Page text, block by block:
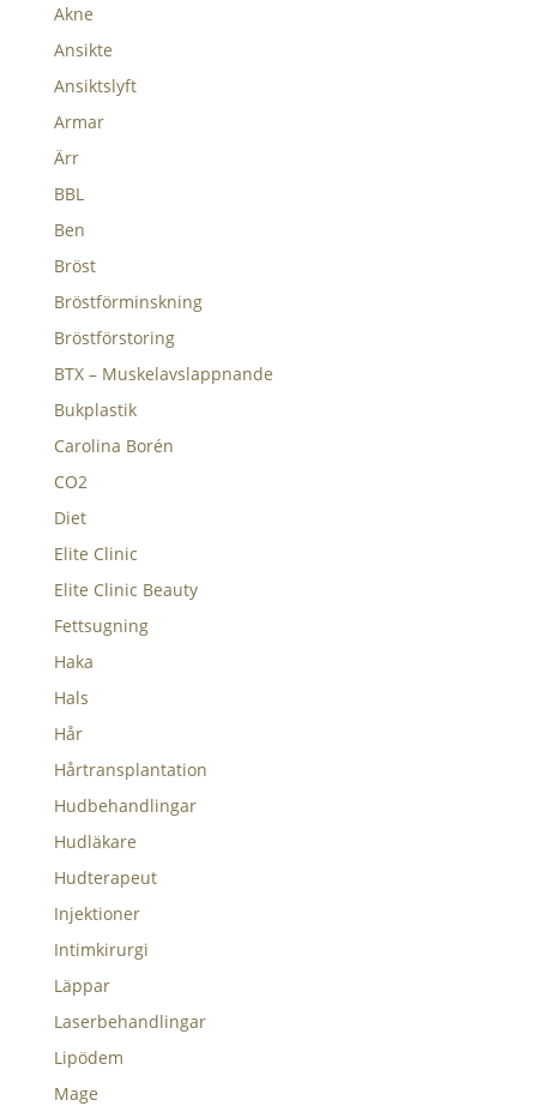
Akne
Ansikte
Ansiktslyft
Armar
Ärr
BBL
Ben
Bröst
Bröstförminskning
Bröstförstoring
BTX – Muskelavslappnande
Bukplastik
Carolina Borén
CO2
Diet
Elite Clinic
Elite Clinic Beauty
Fettsugning
Haka
Hals
Hår
Hårtransplantation
Hudbehandlingar
Hudläkare
Hudterapeut
Injektioner
Intimkirurgi
Läppar
Laserbehandlingar
Lipödem
Mage